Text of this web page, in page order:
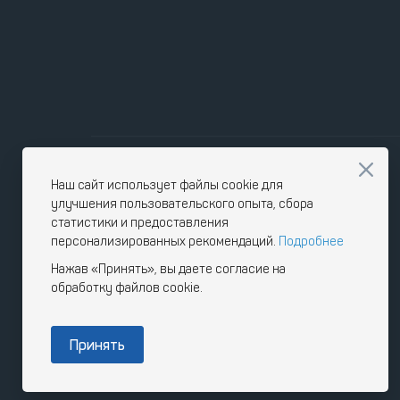
Наш сайт использует файлы cookie для
улучшения пользовательского опыта, сбора
статистики и предоставления
персонализированных рекомендаций. Подробнее
Нажав «Принять», вы даете согласие на
обработку файлов cookie.
Принять